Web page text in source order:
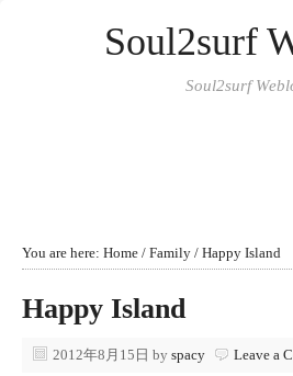
Soul2surf
Soul2surf
You are here: Home / Family / Happy Island
Happy Island
2012年8月15日 by spacy Leave a